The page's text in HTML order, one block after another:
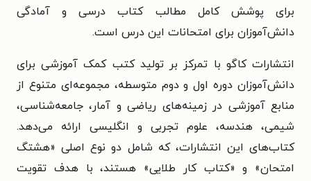
برای پوشش کامل مطالب کتاب درسی و آمادگی
دانش‌آموزان برای امتحانات این درس است.
انتشارات کاگو با تمرکز بر تولید کتب کمک آموزشی برای
دانش‌آموزان دوره اول و دوم متوسطه، مجموعه‌ای متنوع از
منابع آموزشی در زمینه‌های ریاضی و آمار، جامعه‌شناسی،
شیمی، هندسه، علوم تجربی و انگلیسی ارائه می‌دهد.
کتاب‌های این انتشارات، که شامل دو نوع اصلی «هشتگ
امتحان» و «کتاب کار طلایی» هستند، با هدف تقویت